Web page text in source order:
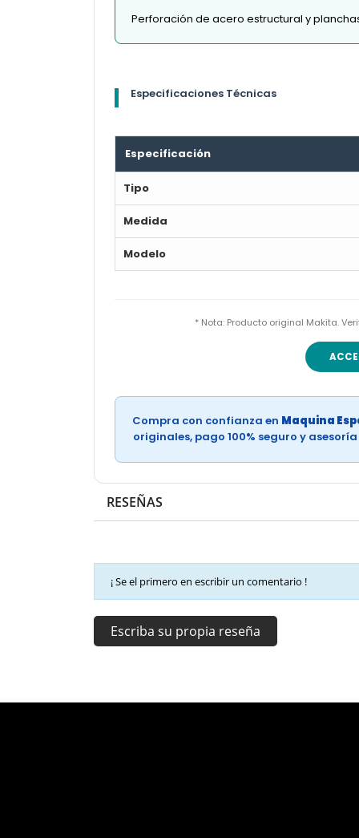
Perforación de acero estructural y
Especificaciones Técnicas
Especificación
Tipo
Medida
Modelo
* Nota: Producto original Makita.
Compra con confianza en Maquina
originales, pago 100% seguro y
RESEÑAS
¡ Se el primero en escribir un comentario !
Escriba su propia reseña